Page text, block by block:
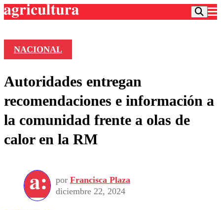
Frecuencias
Agricultura TV
Deportes
Colo Colo
Motor
Torneo Internacional
Torneo Nacional
Entretención
Noticias
Internacional
Nacional
Vida Social
Programas
Comercial
NACIONAL
Autoridades entregan
recomendaciones e información a
la comunidad frente a olas de
calor en la RM
por Francisca Plaza
diciembre 22, 2024